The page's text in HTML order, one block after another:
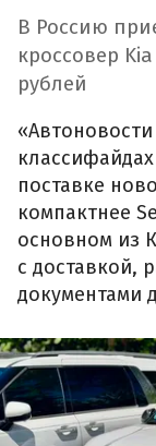
В Россию
кроссовер
рублей
поставке
компактнее
основном из
с доставкой,
документами